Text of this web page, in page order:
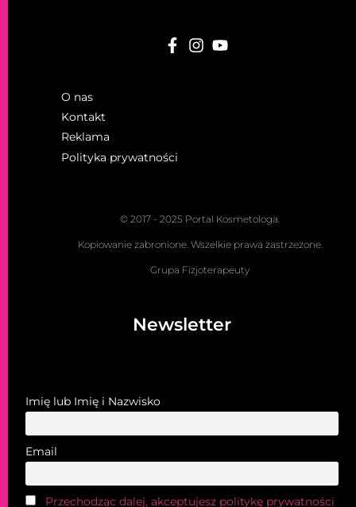
O nas
Kontakt
Reklama
Polityka prywatności
© 2017 - 2025 Portal Kosmetologa.
Kopiowanie zabronione. Wszelkie prawa zastrzeżone.
Grupa Fizjoterapeuty
Newsletter
Imię lub Imię i Nazwisko
Email
Przechodząc dalej, akceptujesz politykę prywatności